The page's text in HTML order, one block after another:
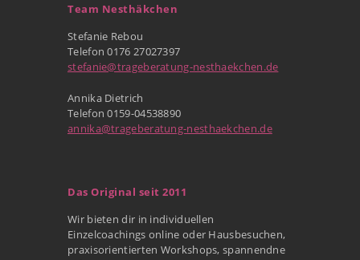
Team Nesthäkchen
Stefanie Rebou
Telefon 0176 27027397
stefanie@trageberatung-nesthaekchen.de
Annika Dietrich
Telefon 0159-04538890
annika@trageberatung-nesthaekchen.de
Das Original seit 2011
Wir bieten dir in individuellen
Einzelcoachings online oder Hausbesuchen,
praxisorientierten Workshops, spannendne